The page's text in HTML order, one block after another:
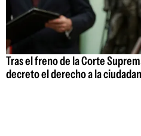
Tras el freno de la Corte
decreto el derecho a la